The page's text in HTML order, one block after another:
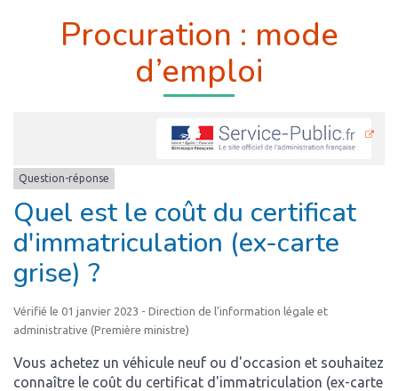
Procuration : mode
d’emploi
Question-réponse
Quel est le coût du certificat
d'immatriculation (ex-carte
grise) ?
Vérifié le 01 janvier 2023 - Direction de l'information légale et
administrative (Première ministre)
Vous achetez un véhicule neuf ou d'occasion et souhaitez
connaître le coût du certificat d'immatriculation (ex-carte